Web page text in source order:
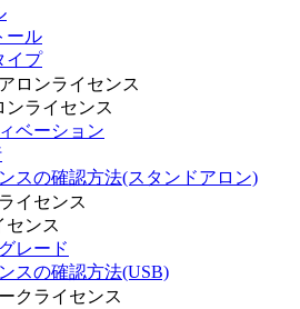
ール
イプ
ロンライセンス
ンライセンス
ベーション
スの確認方法(スタンドアロン)
イセンス
センス
レード
スの確認方法(USB)
クライセンス